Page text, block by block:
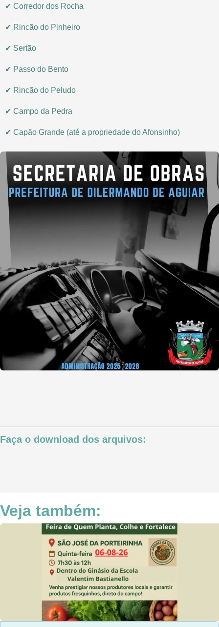
✔ Corredor dos Rocha
✔ Rincão do Pinheiro
✔ Sertão
✔ Passo do Bento
✔ Rincão do Peludo
✔ Campo da Pedra
✔ Capão Grande (até a propriedade do Afonsinho)
Faça o download dos arquivos:
Veja também: